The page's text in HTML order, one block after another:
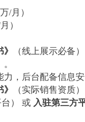
/月）
）
（线上展示必备）
。
，后台配备信息安
（实际销售资质）
台） 或 入驻第三方